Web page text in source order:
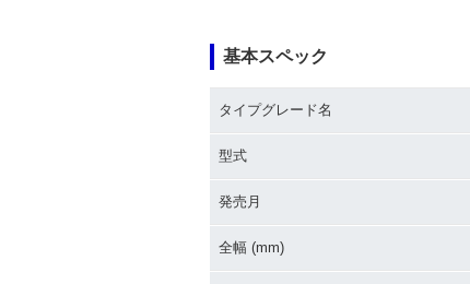
基本スペック
タイプグレード名
型式
発売月
全幅 (mm)